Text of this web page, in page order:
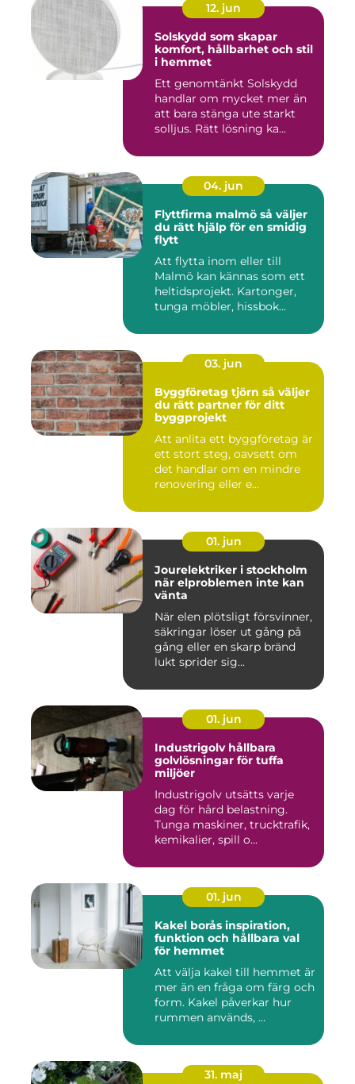
12. jun
Solskydd som skapar
komfort, hållbarhet och stil
i hemmet
Ett genomtänkt Solskydd
handlar om mycket mer än
att bara stänga ute starkt
solljus. Rätt lösning ka...
04. jun
Flyttfirma malmö så väljer
du rätt hjälp för en smidig
flytt
Att flytta inom eller till
Malmö kan kännas som ett
heltidsprojekt. Kartonger,
tunga möbler, hissbok...
03. jun
Byggföretag tjörn så väljer
du rätt partner för ditt
byggprojekt
Att anlita ett byggföretag är
ett stort steg, oavsett om
det handlar om en mindre
renovering eller e...
01. jun
Jourelektriker i stockholm
när elproblemen inte kan
vänta
När elen plötsligt försvinner,
säkringar löser ut gång på
gång eller en skarp bränd
lukt sprider sig...
01. jun
Industrigolv hållbara
golvlösningar för tuffa
miljöer
Industrigolv utsätts varje
dag för hård belastning.
Tunga maskiner, trucktrafik,
kemikalier, spill o...
01. jun
Kakel borås inspiration,
funktion och hållbara val
för hemmet
Att välja kakel till hemmet är
mer än en fråga om färg och
form. Kakel påverkar hur
rummen används, ...
31. maj